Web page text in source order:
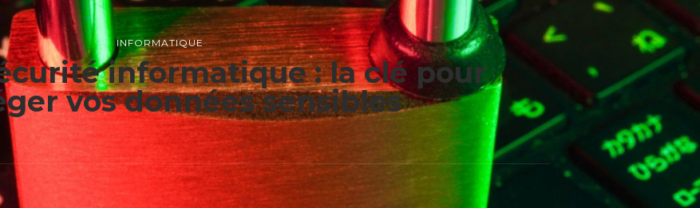
INFORMATIQUE
informatique : la clé pour
vos données sensibles